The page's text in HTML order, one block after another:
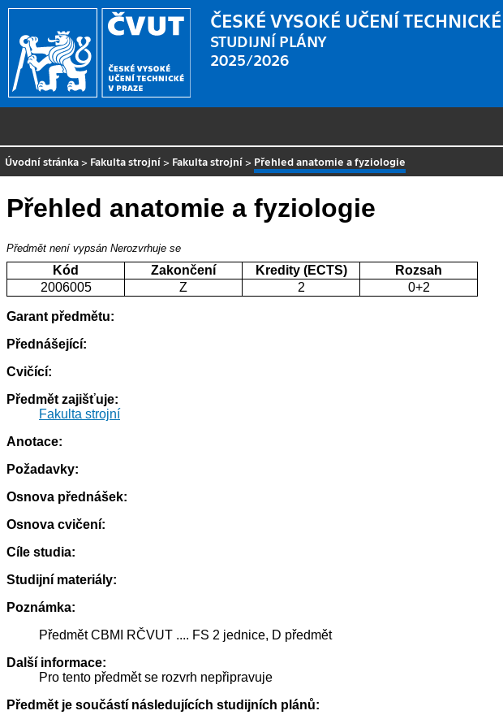
ČESKÉ VYSOKÉ UČENÍ
STUDIJNÍ PLÁNY
2025/2026
Úvodní stránka > Fakulta strojní > Fakulta strojní > Přehled anatomie a fyziologie
Přehled anatomie a fyziologie
Předmět není vypsán Nerozvrhuje se
Kód Zakončení Kredity (ECTS)
Rozsah
2006005
Z 2 0+2
Garant předmětu:
Přednášející:
Cvičící:
Předmět zajišťuje:
Fakulta strojní
Anotace:
Požadavky:
Osnova přednášek:
Osnova cvičení:
Cíle studia:
Studijní materiály:
Poznámka:
Předmět CBMI RČVUT .... FS 2 jednice, D předmět
Další informace:
Pro tento předmět se rozvrh nepřipravuje
Předmět je součástí následujících studijních plánů: